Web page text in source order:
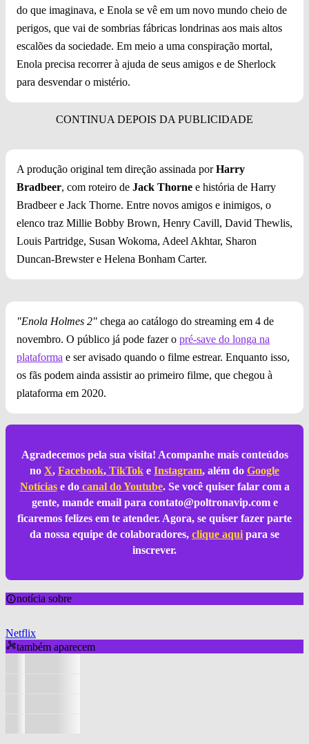
do que imaginava, e Enola se vê em um novo mundo cheio de
perigos, que vai de sombrias fábricas londrinas aos mais altos
escalões da sociedade. Em meio a uma conspiração mortal,
Enola precisa recorrer à ajuda de seus amigos e de Sherlock
para desvendar o mistério.
A produção original tem direção assinada porHarry
Bradbeer, com roteiro de Jack Thorne e história de Harry
Bradbeer e Jack Thorne. Entre novos amigos e inimigos, o
elenco traz Millie Bobby Brown, Henry Cavill, David Thewlis,
Louis Partridge, Susan Wokoma, Adeel Akhtar, Sharon
Duncan-Brewster e Helena Bonham Carter.
"Enola Holmes 2" chega ao catálogo do streaming em 4 de
novembro. O público já pode fazer o pré-save do longa na
plataforma e ser avisado quando o filme estrear. Enquanto isso,
os fãs podem ainda assistir ao primeiro filme, que chegou à
plataforma em 2020.
Agradecemos pela sua visita! Acompanhe mais conteúdos
no X, Facebook, TikTok e Instagram, além do Google
Notíciase docanal do Youtube. Se você quiser falar com a
gente, mande email para contato@poltronavip.come
ficaremos felizes em te atender. Agora, se quiser fazer parte
da nossa equipe de colaboradores, clique aqui para se
inscrever.
notícia sobre
Netflix
também aparecem